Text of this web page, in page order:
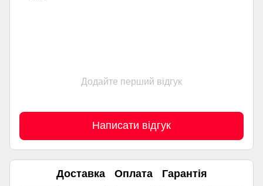
Додайте перший відгук
Написати відгук
Доставка Оплата Гарантія